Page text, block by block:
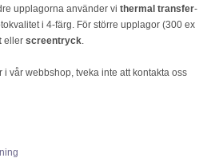
upplagorna använder vi thermal transfer-
i 4-färg. För större upplagor (300 ex
eller screentryck.
i vår webbshop, tveka inte att kontakta oss